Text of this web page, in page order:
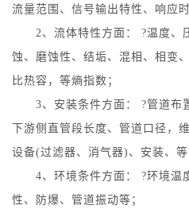
流量范围、信号输出特性、响应
2、流体特性方面： ?温度、
蚀、磨蚀性、结垢、混相、相变
比热容，等熵指数；
3、安装条件方面： ?管道布
下游侧直管段长度、管道口径，
设备(过滤器、消气器)、安装、等
4、环境条件方面： ?环境温
性、防爆、管道振动等；